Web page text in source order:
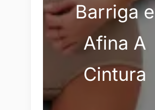
Barriga e
Afina A
Cintura